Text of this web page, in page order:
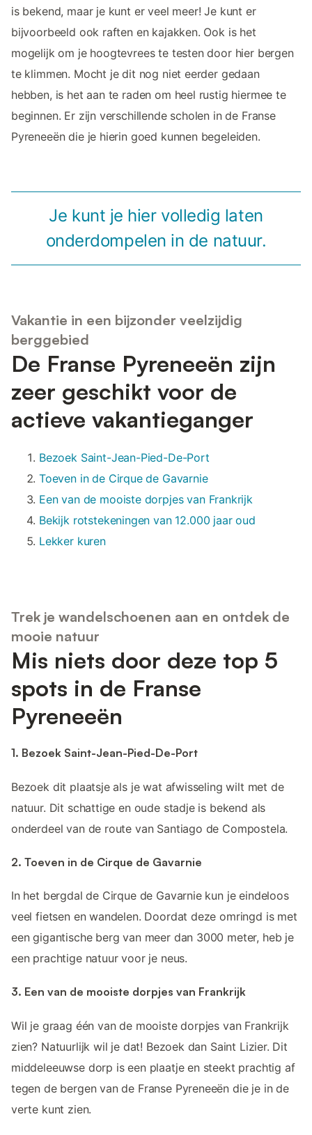
is bekend, maar je kunt er veel meer! Je kunt er
bijvoorbeeld ook raften en kajakken. Ook is het
mogelijk om je hoogtevrees te testen door hier bergen
te klimmen. Mocht je dit nog niet eerder gedaan
hebben, is het aan te raden om heel rustig hiermee te
beginnen. Er zijn verschillende scholen in de Franse
Pyreneeën die je hierin goed kunnen begeleiden.
Je kunt je hier volledig laten
onderdompelen in de natuur.
Vakantie in een bijzonder veelzijdig
berggebied
De Franse Pyreneeën zijn
zeer geschikt voor de
actieve vakantieganger
Bezoek Saint-Jean-Pied-De-Port
Toeven in de Cirque de Gavarnie
Een van de mooiste dorpjes van Frankrijk
Bekijk rotstekeningen van 12.000 jaar oud
Lekker kuren
Trek je wandelschoenen aan en ontdek de
mooie natuur
Mis niets door deze top 5
spots in de Franse
Pyreneeën
1. Bezoek Saint-Jean-Pied-De-Port
Bezoek dit plaatsje als je wat afwisseling wilt met de
natuur. Dit schattige en oude stadje is bekend als
onderdeel van de route van Santiago de Compostela.
2. Toeven in de Cirque de Gavarnie
In het bergdal de Cirque de Gavarnie kun je eindeloos
veel fietsen en wandelen. Doordat deze omringd is met
een gigantische berg van meer dan 3000 meter, heb je
een prachtige natuur voor je neus.
3. Een van de mooiste dorpjes van Frankrijk
Wil je graag één van de mooiste dorpjes van Frankrijk
zien? Natuurlijk wil je dat! Bezoek dan Saint Lizier. Dit
middeleeuwse dorp is een plaatje en steekt prachtig af
tegen de bergen van de Franse Pyreneeën die je in de
verte kunt zien.